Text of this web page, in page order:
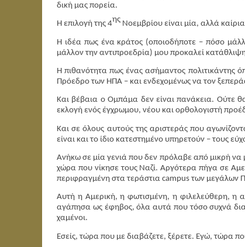
δική μας πορεία.
Η επιλογή της 4ης Νοεμβρίου είναι μία, αλλά
Η ιδέα πως ένα κράτος (οποιοδήποτε – πόσο
μάλλον την αντιπροεδρία) μου προκαλεί
Η πιθανότητα πως ένας ασήμαντος πολιτικάντης
Πρόεδρο των ΗΠΑ – και ενδεχομένως να τον
Και βέβαια ο Ομπάμα δεν είναι πανάκεια. Ούτε
εκλογή ενός έγχρωμου, νέου και ορθολογιστή
Και σε όλους αυτούς της αριστεράς που
είναι και το ίδιο κατεστημένο υπηρετούν – τους
Ανήκω σε μία γενιά που δεν πρόλαβε από μικρή να
χώρα που νίκησε τους Ναζί. Αργότερα πήγα σε
περιφραγμένη στα τεράστια campus των μεγάλων
Αυτή η Αμερική, η φωτισμένη, η φιλελεύθερη, η
αγάπησα ως έφηβος, όλα αυτά που τόσο συχνά
χαμένοι.
Εσείς, τώρα που με διαβάζετε, ξέρετε. Εγώ, τώρα